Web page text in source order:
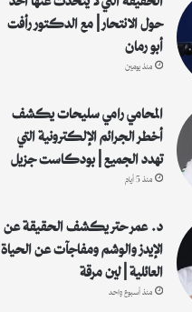
حول الانتحار | مع الدكتور رأفت
أبو رمان
منذ يومين
المحامي رامي سليحات يكشف
أخطر الجرائم الإلكترونية التي
تهدد الجميع | بودكاست جزيل
منذ 5 أيام
د. عمر حتر يكشف الحقيقة عن
الإيدز والوشم ومفاجآت عن الحياة
العائلية | لين مرقة
منذ أسبوع واحد